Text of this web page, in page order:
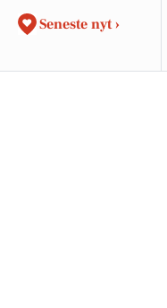
Seneste nyt ›